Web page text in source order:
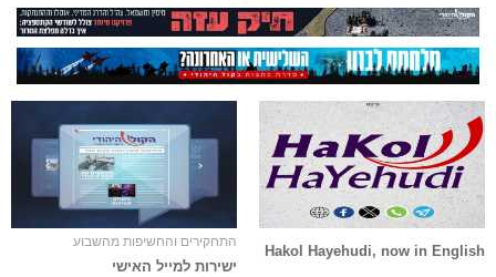
Hakol Hayehudi, now in English
התחקירים והחשיפות מהשבוע
ישירות למייל האישי